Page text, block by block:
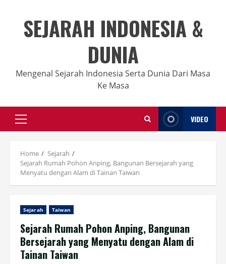
contentSEJARAH INDONESIA &
DUNIA
Mengenal Sejarah Indonesia Serta Dunia Dari Masa
Ke Masa
Primary
Menu
VIDEO
Home
Sejarah
Sejarah Rumah Pohon Anping, Bangunan Bersejarah yang
Menyatu dengan Alam di Tainan Taiwan
Sejarah Taiwan
Sejarah Rumah Pohon Anping, Bangunan
Bersejarah yang Menyatu dengan Alam di
Tainan Taiwan